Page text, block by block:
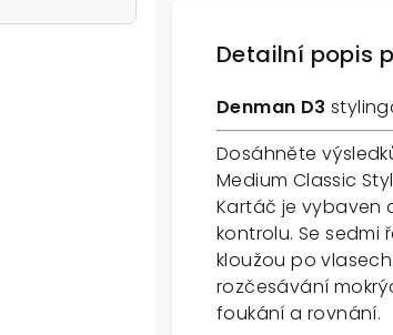
Detailní popis
Denman D3
Dosáhněte
Medium Classic
Kartáč je vybaven
kontrolu. Se
kloužou po
rozčesávání
foukání a rovnání.